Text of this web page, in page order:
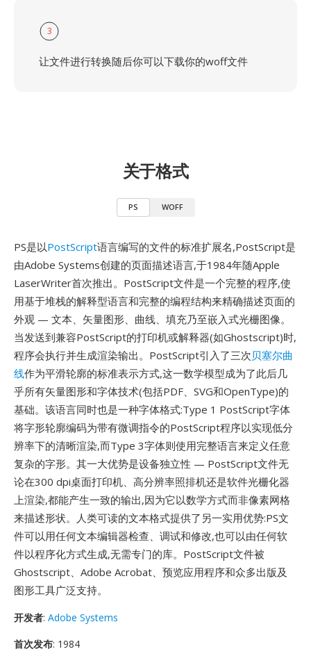
3
让文件进行转换随后你可以下载你的woff文件
关于格式
PS WOFF
PS是以PostScript语言编写的文件的标准扩展名,PostScript是
由Adobe Systems创建的页面描述语言,于1984年随Apple
LaserWriter首次推出。PostScript文件是一个完整的程序,使
用基于堆栈的解释型语言和完整的编程结构来精确描述页面的
外观 — 文本、矢量图形、曲线、填充乃至嵌入式光栅图像。
当发送到兼容PostScript的打印机或解释器(如Ghostscript)时,
程序会执行并生成渲染输出。PostScript引入了三次贝塞尔曲
线作为平滑轮廓的标准表示方式,这一数学模型成为了此后几
乎所有矢量图形和字体技术(包括PDF、SVG和OpenType)的
基础。该语言同时也是一种字体格式:Type 1 PostScript字体
将字形轮廓编码为带有微调指令的PostScript程序以实现低分
辨率下的清晰渲染,而Type 3字体则使用完整语言来定义任意
复杂的字形。其一大优势是设备独立性 — PostScript文件无
论在300 dpi桌面打印机、高分辨率照排机还是软件光栅化器
上渲染,都能产生一致的输出,因为它以数学方式而非像素网格
来描述形状。人类可读的文本格式提供了另一实用优势:PS文
件可以用任何文本编辑器检查、调试和修改,也可以由任何软
件以程序化方式生成,无需专门的库。PostScript文件被
Ghostscript、Adobe Acrobat、预览应用程序和众多出版及
图形工具广泛支持。
开发者: Adobe Systems
首次发布: 1984